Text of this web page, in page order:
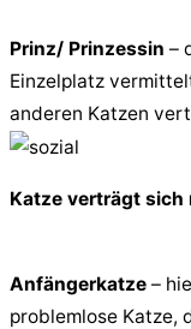
Prinz/ Prinzessin –
Einzelplatz
anderen Katzen
Katze verträgt sich
Anfängerkatze –
problemlose Katze,